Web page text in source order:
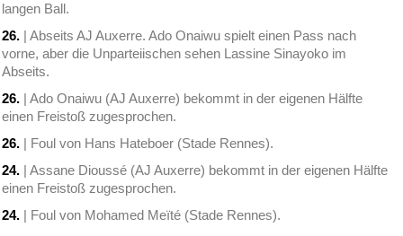
langen Ball.
26. | Abseits AJ Auxerre. Ado Onaiwu spielt einen Pass nach
vorne, aber die Unparteiischen sehen Lassine Sinayoko im
Abseits.
26. | Ado Onaiwu (AJ Auxerre) bekommt in der eigenen Hälfte
einen Freistoß zugesprochen.
26. | Foul von Hans Hateboer (Stade Rennes).
24. | Assane Dioussé (AJ Auxerre) bekommt in der eigenen Hälfte
einen Freistoß zugesprochen.
24. | Foul von Mohamed Meïté (Stade Rennes).